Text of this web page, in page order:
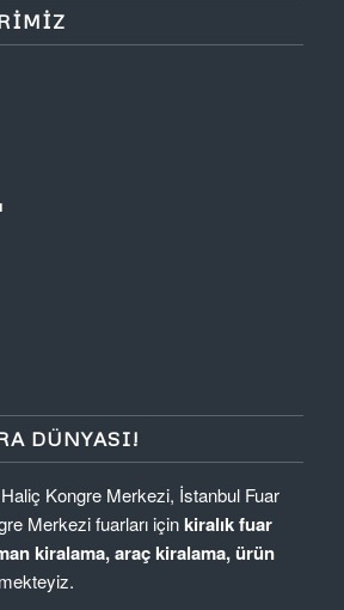
DÜNYASI!
Kongre Merkezi, İstanbul Fuar
Merkezi fuarları içinkiralık fuar
kiralama, araç kiralama, ürün